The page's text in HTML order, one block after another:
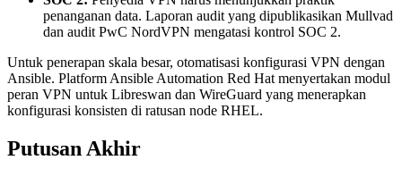
penanganan data. Laporan audit yang dipublikasikan Mullvad
dan audit PwC NordVPN mengatasi kontrol SOC 2.
Untuk penerapan skala besar, otomatisasi konfigurasi VPN dengan
Ansible. Platform Ansible Automation Red Hat menyertakan modul
peran VPN untuk Libreswan dan WireGuard yang menerapkan
konfigurasi konsisten di ratusan node RHEL.
Putusan Akhir